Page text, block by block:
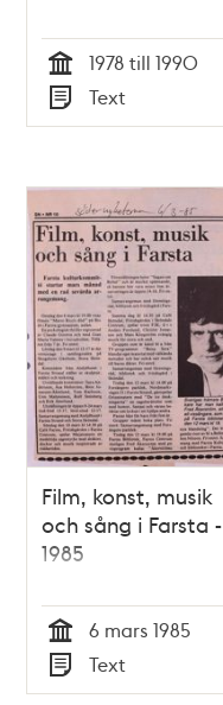
Tid
1978 till 1990
Typ
Text
Film, konst, musik
och sång i Farsta -
1985
Tid
6 mars 1985
Typ
Text